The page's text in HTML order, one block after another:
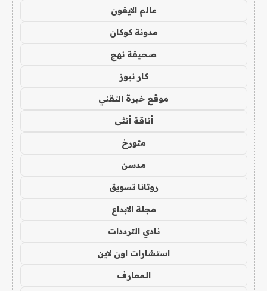
عالم الايفون
مدونة كوكان
صحيفة نهج
كار نيوز
موقع خبرة التقني
أناقة أنثى
متورخ
مدسن
روتانا تسويق
مجلة الابداع
نادي الترددات
استشارات اون لاين
المعارف